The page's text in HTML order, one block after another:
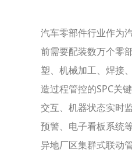
汽车零部件行业作为
前需要配装数万个零
塑、机械加工、焊接
造过程管控的SPC关
交互、机器状态实时
预警、电子看板系统
异地厂区集群式联动